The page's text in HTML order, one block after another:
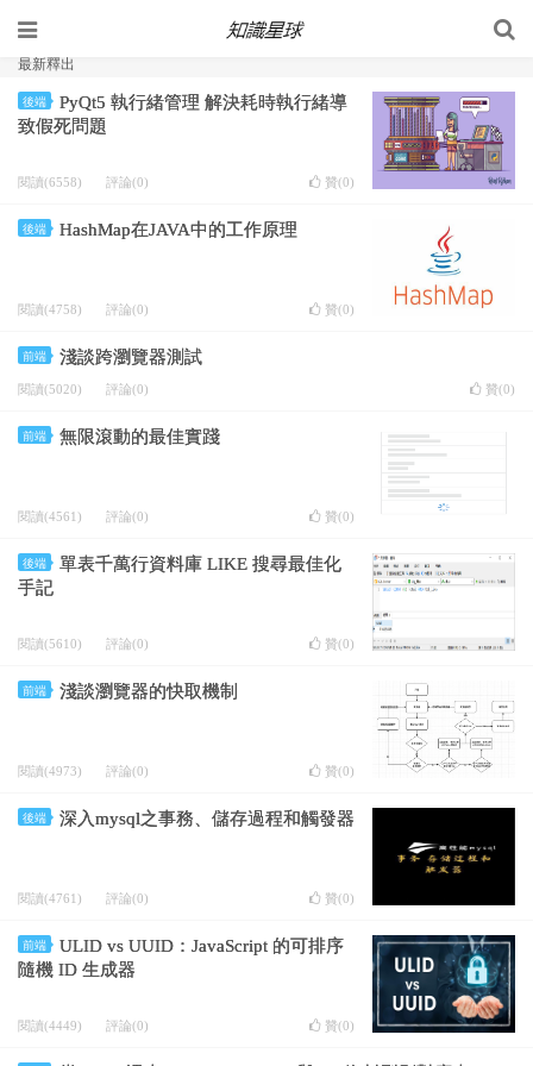
最新釋出
後端
PyQt5 執行緒管理 解決耗時執行緒導
致假死問題
閱讀(6558) 評論(0) 贊(0)
後端 HashMap在JAVA中的工作原理
閱讀(4758) 評論(0) 贊(0)
前端 淺談跨瀏覽器測試
閱讀(5020) 評論(0) 贊(0)
前端 無限滾動的最佳實踐
閱讀(4561) 評論(0) 贊(0)
後端
單表千萬行資料庫 LIKE 搜尋最佳化
手記
閱讀(5610) 評論(0) 贊(0)
前端 淺談瀏覽器的快取機制
閱讀(4973) 評論(0) 贊(0)
後端 深入mysql之事務、儲存過程和觸發器
閱讀(4761) 評論(0) 贊(0)
前端
ULID vs UUID：JavaScript 的可排序
隨機 ID 生成器
閱讀(4449) 評論(0) 贊(0)